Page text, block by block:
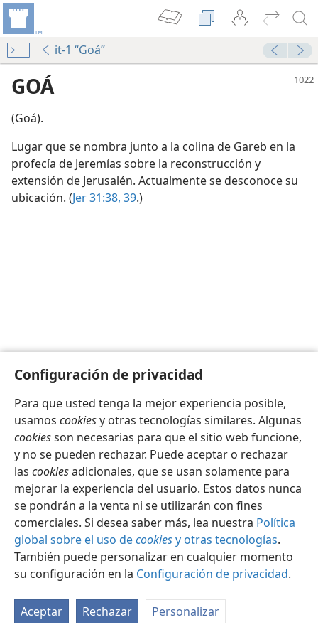
Configuración de privacidad
Para que usted tenga la mejor experiencia posible,
usamos cookiesy otras tecnologías similares. Algunas
cookiesson necesarias para que el sitio web funcione,
y no se pueden rechazar. Puede aceptar o rechazar
las cookiesadicionales, que se usan solamente para
mejorar la experiencia del usuario. Estos datos nunca
se pondrán a la venta ni se utilizarán con fines
comerciales. Si desea saber más, lea nuestra Política
global sobre el uso decookiesy otras tecnologías.
También puede personalizar en cualquier momento
su configuración en la Configuración de privacidad.
Aceptar Rechazar Personalizar
it-1 “Goá”
GOÁ
(Goá).
Lugar que se nombra junto a la colina de Gareb en la
profecía de Jeremías sobre la reconstrucción y
extensión de Jerusalén. Actualmente se desconoce su
ubicación. (Jer 31:38, 39.)
Español Compartir Configuración
Copyright© 2026 Watch Tower Bible and Tract Society of Pennsylvania
Condiciones de uso
Política de privacidad
Configuración de privacidad
JW.ORG Iniciar sesión